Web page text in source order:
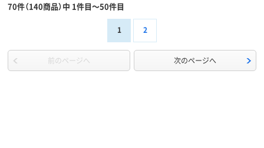
70件（140商品）中 1件目～50件目
1 2
前のページへ 次のページへ